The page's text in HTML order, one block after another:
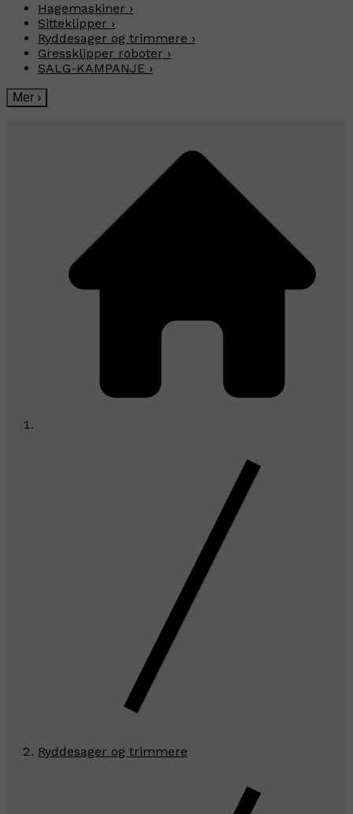
Hagemaskiner ›
Sitteklipper ›
Ryddesager og trimmere ›
Gressklipper roboter ›
SALG-KAMPANJE ›
Mer ›
Ryddesager og trimmere